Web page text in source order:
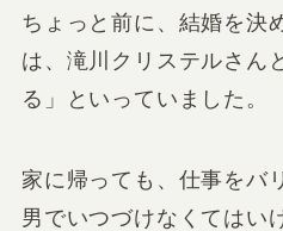
ちょっと前に、結婚を決
は、滝川クリステルさん
る」といっていました。
家に帰っても、仕事をバ
男でいつづけなくてはい